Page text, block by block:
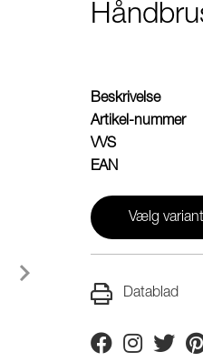
Beskrivelse
Artikel-nummer
VVS
EAN
Vælg variant
Datablad
FacebookInstagram
Twitter